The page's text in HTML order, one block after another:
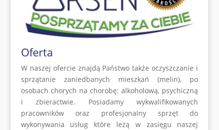
Oferta
W naszej ofercie znajdą Państwo także oczyszczanie i
sprzątanie zaniedbanych mieszkań (melin), po
osobach chorych na chorobę: alkoholową, psychiczną
i zbieractwie. Posiadamy wykwalifikowanych
pracowników oraz profesjonalny sprzęt do
wykonywania usług które leżą w zasięgu naszej